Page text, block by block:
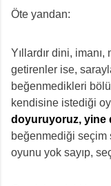
Öte yandan:
Yıllardır dini,
getirenler ise,
beğenmedikleri
kendisine istediği
doyuruyoruz, yine
beğenmediği seçim
oyunu yok sayıp,